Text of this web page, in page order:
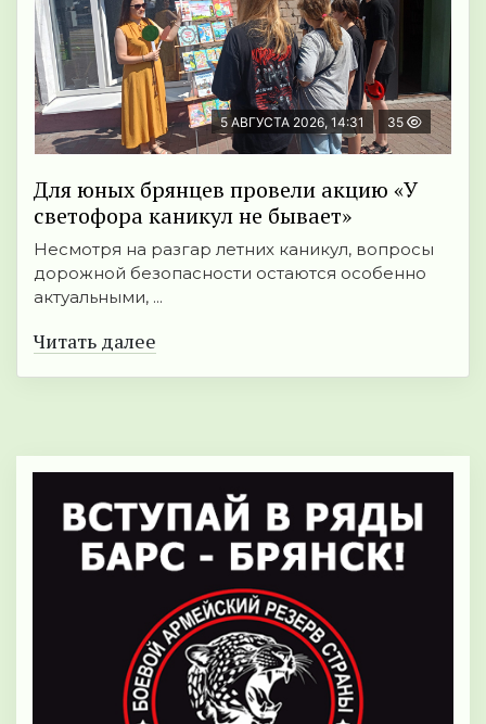
5 АВГУСТА 2026, 14:31 35
Для юных брянцев провели акцию «У
светофора каникул не бывает»
Несмотря на разгар летних каникул, вопросы
дорожной безопасности остаются особенно
актуальными, ...
Читать далее